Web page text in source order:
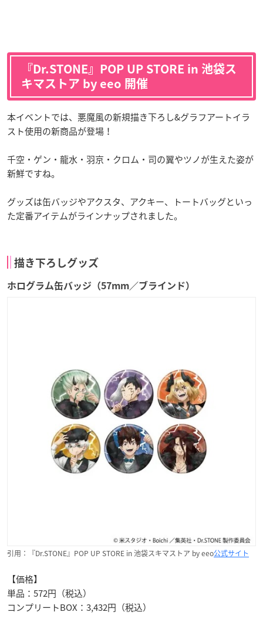
『Dr.STONE』POP UP STORE in 池袋ス
キマストア by eeo 開催
本イベントでは、悪魔風の新規描き下ろし&グラフアートイラ
スト使用の新商品が登場！
千空・ゲン・龍水・羽京・クロム・司の翼やツノが生えた姿が
新鮮ですね。
グッズは缶バッジやアクスタ、アクキー、トートバッグといっ
た定番アイテムがラインナップされました。
描き下ろしグッズ
ホログラム缶バッジ（57mm／ブラインド）
引用：『Dr.STONE』POP UP STORE in 池袋スキマストア by eeo公式サイト
【価格】
単品：572円（税込）
コンプリートBOX：3,432円（税込）